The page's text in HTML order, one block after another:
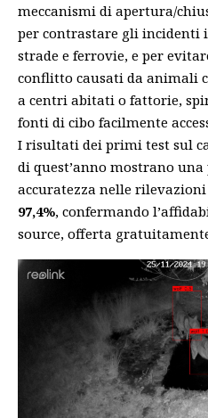
meccanismi di apertura/
per contrastare gli incidenti
strade e ferrovie, e per
conflitto causati da animali
a centri abitati o fattorie,
fonti di cibo facilmente
I risultati dei primi test sul
di quest’anno mostrano
accuratezza nelle
97,4%, confermando
source, offerta